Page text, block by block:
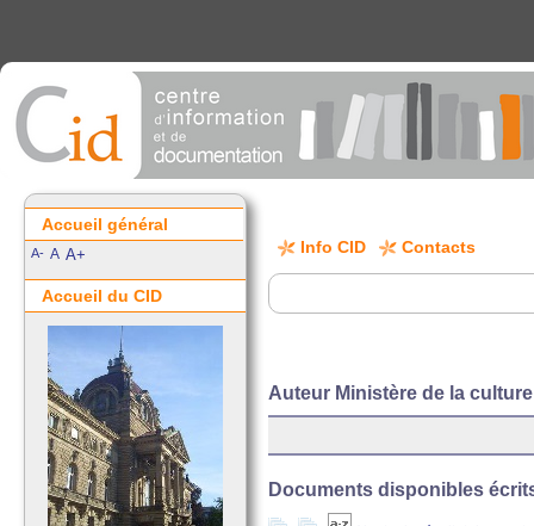
Info CID Contacts
Auteur Ministère de la
Documents disponibles
Accueil général
A- A A+
Accueil du CID